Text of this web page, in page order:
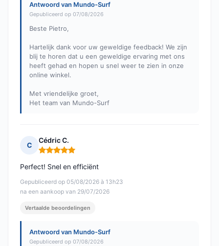
Antwoord van Mundo-Surf
Gepubliceerd op 07/08/2026
Beste Pietro,
Hartelijk dank voor uw geweldige feedback! We zijn
blij te horen dat u een geweldige ervaring met ons
heeft gehad en hopen u snel weer te zien in onze
online winkel.
Met vriendelijke groet,
Het team van Mundo-Surf
C
Cédric C.
Opmerking: 5 van 5
Gepubliceerd op 05/08/2026 à 13h23
na een aankoop van 29/07/2026
Perfect! Snel en efficiënt
Vertaalde beoordelingen
Antwoord van Mundo-Surf
Gepubliceerd op 07/08/2026